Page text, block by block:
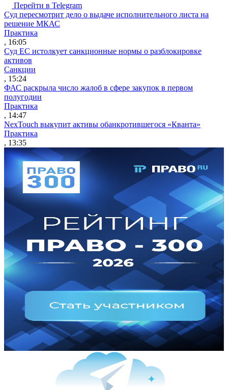
Перейти в Telegram
Суд пересмотрит дело о выдаче исполнительного листа на
решение МКАС
Практика
, 16:05
Суд ЕС истолкует санкционные нормы о разблокировке
активов
Санкции
, 15:24
ФАС раскрыла число жалоб в сфере закупок в первом
полугодии
Практика
, 14:47
NexTouch выкупит активы обанкротившегося «Кванта»
Практика
, 13:35